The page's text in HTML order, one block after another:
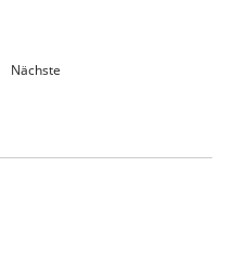
Nächste